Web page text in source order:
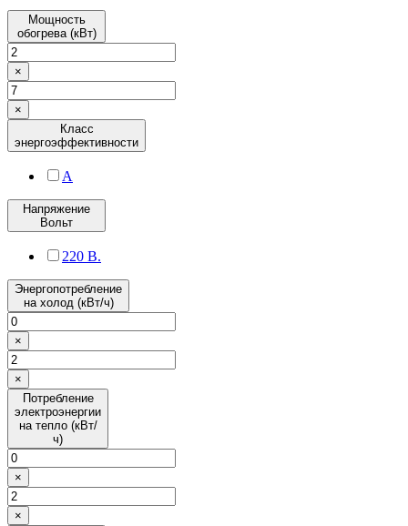
Мощность
обогрева (кВт)
×
×
Класс
энергоэффективности
A
Напряжение
Вольт
220 В.
Энергопотребление
на холод (кВт/ч)
×
×
Потребление
электроэнергии
на тепло (кВт/
ч)
×
×